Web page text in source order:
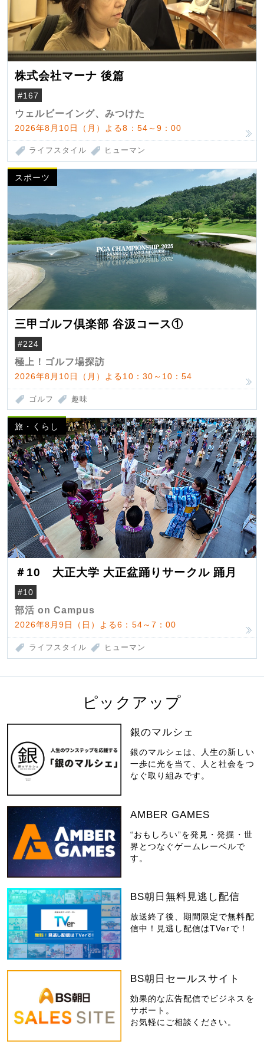
株式会社マーナ 後篇
#167
ウェルビーイング、みつけた
2026年8月10日（月）よる8：54～9：00
ライフスタイル ヒューマン
スポーツ
三甲ゴルフ倶楽部 谷汲コース①
#224
極上！ゴルフ場探訪
2026年8月10日（月）よる10：30～10：54
ゴルフ 趣味
旅・くらし
＃10 大正大学 大正盆踊りサークル 踊月
#10
部活 on Campus
2026年8月9日（日）よる6：54～7：00
ライフスタイル ヒューマン
ピックアップ
銀のマルシェ
銀のマルシェは、人生の新しい
一歩に光を当て、人と社会をつ
なぐ取り組みです。
AMBER GAMES
“おもしろい”を発見・発掘・世
界とつなぐゲームレーベルで
す。
BS朝日無料見逃し配信
放送終了後、期間限定で無料配
信中！見逃し配信はTVerで！
BS朝日セールスサイト
効果的な広告配信でビジネスを
サポート。
お気軽にご相談ください。